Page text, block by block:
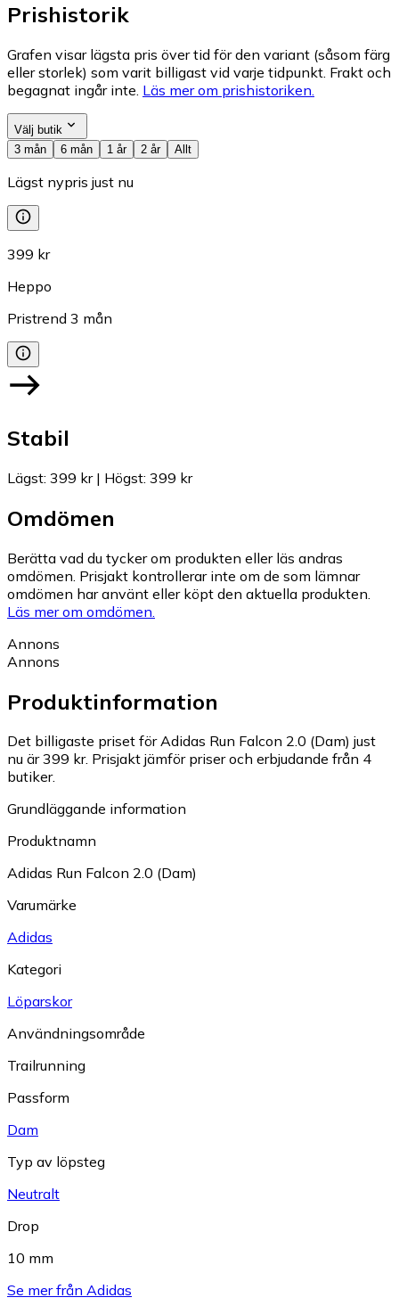
Prishistorik
Grafen visar lägsta pris över tid för den variant (såsom färg
eller storlek) som varit billigast vid varje tidpunkt. Frakt och
begagnat ingår inte. Läs mer om prishistoriken.
Välj butik
3 mån
6 mån 1 år 2 år Allt
Lägst nypris just nu
399 kr
Heppo
Pristrend 3 mån
Stabil
Lägst: 399 kr| Högst: 399 kr
Omdömen
Berätta vad du tycker om produkten eller läs andras
omdömen. Prisjakt kontrollerar inte om de som lämnar
omdömen har använt eller köpt den aktuella produkten.
Läs mer om omdömen.
Annons
Annons
Produktinformation
Det billigaste priset för Adidas Run Falcon 2.0 (Dam) just
nu är 399 kr. Prisjakt jämför priser och erbjudande från 4
butiker.
Grundläggande information
Produktnamn
Adidas Run Falcon 2.0 (Dam)
Varumärke
Adidas
Kategori
Löparskor
Användningsområde
Trailrunning
Passform
Dam
Typ av löpsteg
Neutralt
Drop
10 mm
Se mer från Adidas